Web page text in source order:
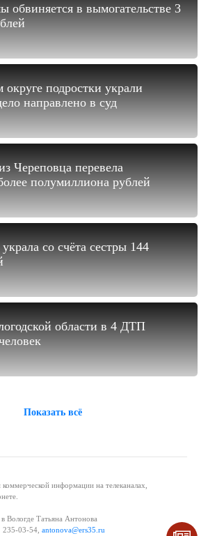
обвиняется в вымогательстве 3
подростки украли
направлено в суд
Череповца перевела
полумиллиона рублей
со счёта сестры 144
области в 4 ДТП
Показать всё
информации на телеканалах,
Вологде Татьяна Антонова
03-54, antonova@ers35.ru